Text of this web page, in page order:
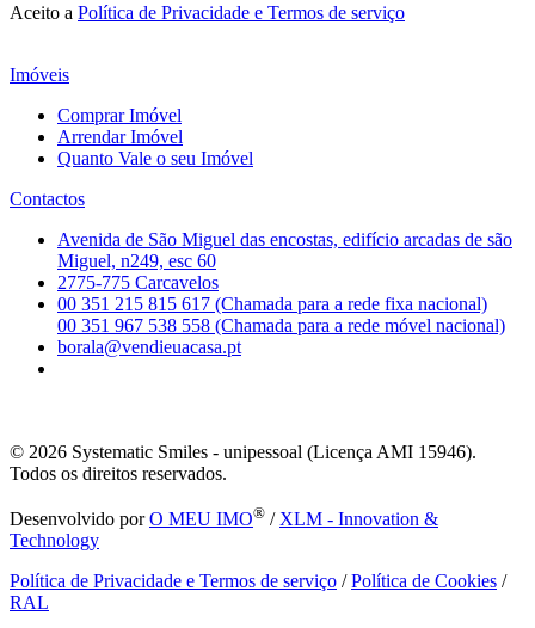
Aceito a Política de Privacidade e Termos de serviço
Imóveis
Comprar Imóvel
Arrendar Imóvel
Quanto Vale o seu Imóvel
Contactos
Avenida de São Miguel das encostas, edifício arcadas de são
Miguel, n249, esc 60
2775-775 Carcavelos
00 351 215 815 617 (Chamada para a rede fixa nacional)
00 351 967 538 558 (Chamada para a rede móvel nacional)
borala@vendieuacasa.pt
© 2026 Systematic Smiles - unipessoal (Licença AMI 15946).
Todos os direitos reservados.
Desenvolvido porO MEU IMO® / XLM - Innovation &
Technology
Política de Privacidade e Termos de serviço /Política de Cookies /
RAL